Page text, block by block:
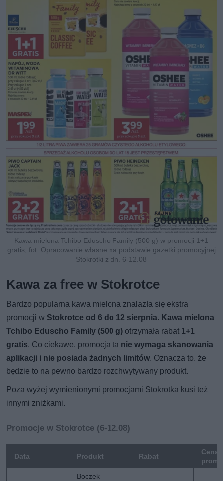
Kawa mielona Tchibo Eduscho Family (500 g) w promocji 1+1
gratis, fot. Opracowanie własne na podstawie gazetki promocyjnej
Stokrotki z dn. 6-12.08
Kawa za free w Stokrotce
Bardzo popularna kawa mielona znalazła się ekstra
promocji w Stokrotce od 6 do 12 sierpnia. Kawa mielona
Tchibo Eduscho Family (500 g) otrzymała rabat 1+1
gratis. Co ciekawe, promocja ta nie wymaga skanowania
aplikacji i nie posiada żadnych limitów. Oznacza to, że
będzie to na pewno bardzo rozchwytywany produkt.
Poza wyżej wymienionymi promocjami Stokrotka kusi też
innymi zniżkami.
Promocje w Stokrotce (6-12.08)
Data Produkt Rabat
Cena
Boczek